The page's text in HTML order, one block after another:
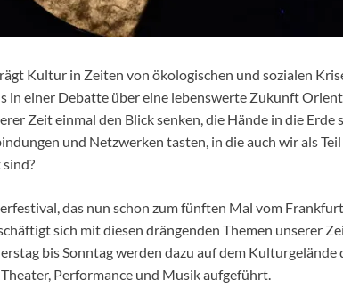
Kultur in Zeiten von ökologischen und sozialen
in einer Debatte über eine lebenswerte Zukunft
Zeit einmal den Blick senken, die Hände in die Erde
und Netzwerken tasten, in die auch wir als
das nun schon zum fünften Mal vom
sich mit diesen drängenden Themen unserer
bis Sonntag werden dazu auf dem
Performance und Musik aufgeführt.